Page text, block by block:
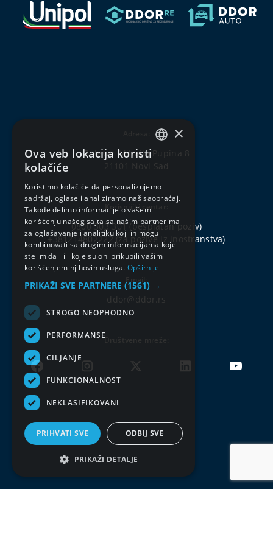
Bulevar Mihajla Pupina 8
21101 Novi Sad
Korisnički centar:
0800 303 301(besplatan poziv)
+381214802222(za pozive iz inostranstva)
ddor@ddor.rs
Društvene mreže:
SERBIAN
×
Ova veb lokacija koristi
kolačiće
Koristimo kolačiće da personalizujemo
sadržaj, oglase i analiziramo naš saobraćaj.
Takođe delimo informacije o vašem
korišćenju našeg sajta sa našim partnerima
za oglašavanje i analitiku koji ih mogu
kombinovati sa drugim informacijama koje
ste im dali ili koje su oni prikupili vašim
korišćenjem njihovih usluga. Opširnije
PRIKAŽI SVE PARTNERE (1561) →
STROGO NEOPHODNO
PERFORMANSE
CILJANJE
FUNKCIONALNOST
NEKLASIFIKOVANI
PRIHVATI SVE ODBIJ SVE
PRIKAŽI DETALJE